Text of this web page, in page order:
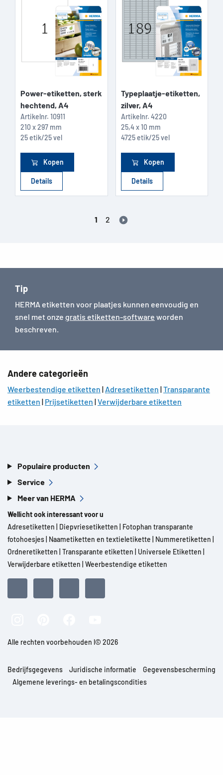
Power-etiketten, sterk
hechtend, A4
Artikelnr. 10911
210 x 297 mm
25 etik/25 vel
Kopen
Details
Typeplaatje-etiketten,
zilver, A4
Artikelnr. 4220
25,4 x 10 mm
4725 etik/25 vel
Kopen
Details
1 2
Tip
HERMA etiketten voor plaatjes kunnen eenvoudig en
snel met onze gratis etiketten-software worden
beschreven.
Andere categorieën
Weerbestendige etiketten | Adresetiketten |Transparante
etiketten | Prijsetiketten |Verwijderbare etiketten
Populaire producten
Service
Meer van HERMA
Wellicht ook interessant voor u
Adresetiketten
Diepvriesetiketten
Fotophan transparante
fotohoesjes Naametiketten en textieletikette Nummeretiketten
Ordneretiketten Transparante etiketten Universele Etiketten
Verwijderbare etiketten Weerbestendige etiketten
Alle rechten voorbehouden l© 2026
Bedrijfsgegevens Juridische informatie
Gegevensbescherming
Algemene leverings- en betalingscondities